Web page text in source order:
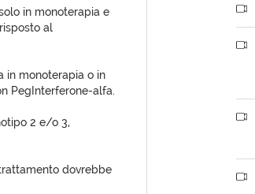
in monoterapia e
al
in monoterapia o in
PegInterferone-alfa.
2 e/o 3,
dovrebbe